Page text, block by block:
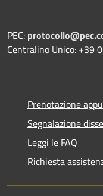
PEC:
Centralino Unico: +39
Prenotazione
Segnalazione
Leggi le FAQ
Richiesta